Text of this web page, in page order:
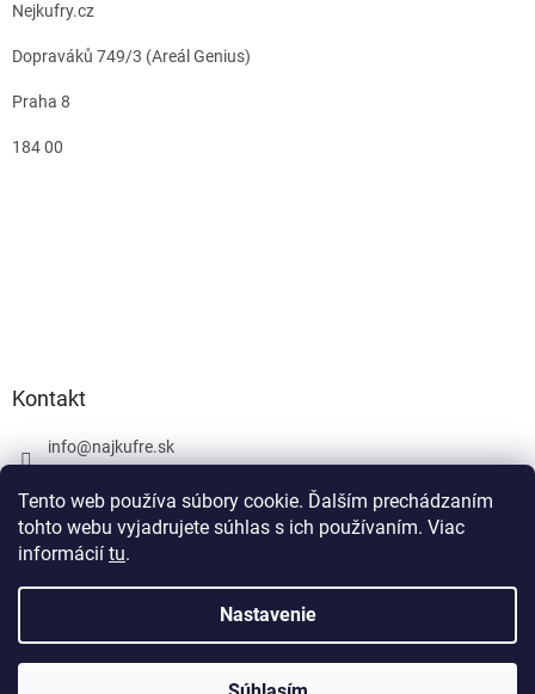
Tento web používa súbory cookie. Ďalším prechádzaním
tohto webu vyjadrujete súhlas s ich používaním. Viac
informácií tu.
Nastavenie
Nejkufry.cz
Dopraváků 749/3 (Areál Genius)
Praha 8
184 00
Kontakt
info@najkufre.sk
Facebook
Vytvoril Shoptet